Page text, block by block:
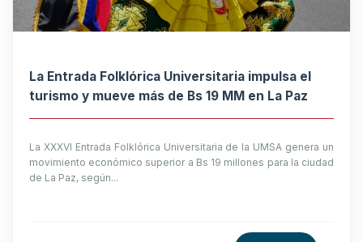
La Entrada Folklórica Universitaria impulsa el
turismo y mueve más de Bs 19 MM en La Paz
La XXXVI Entrada Folklórica Universitaria de la UMSA genera un
movimiento económico superior a Bs 19 millones para la ciudad
de La Paz, según...